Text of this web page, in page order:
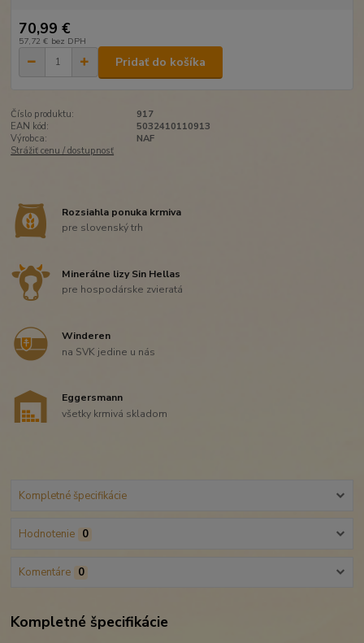
70,99 €
57,72 € bez DPH
Pridať do košíka
Číslo produktu:
917
EAN kód:
5032410110913
Výrobca:
NAF
Strážiť cenu / dostupnosť
Rozsiahla ponuka krmiva
pre slovenský trh
Minerálne lizy Sin Hellas
pre hospodárske zvieratá
Winderen
na SVK jedine u nás
Eggersmann
všetky krmivá skladom
Kompletné špecifikácie
Hodnotenie 0
Komentáre 0
Kompletné špecifikácie